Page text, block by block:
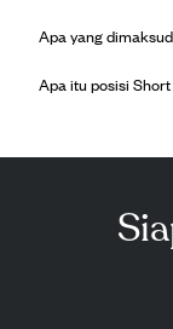
Apa yang
Apa itu posisi